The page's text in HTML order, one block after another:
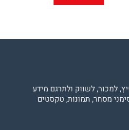
למכור, לשווק ולתרגם מידע
מסחר, תמונות, טקסטים